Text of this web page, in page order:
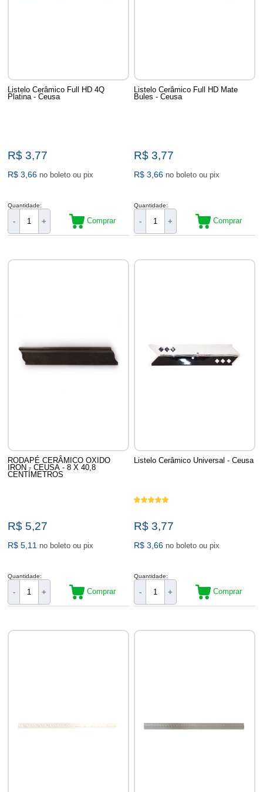
Listelo Cerâmico Full HD 4Q
Platina - Ceusa
R$ 3,77
R$ 3,66 no boleto ou pix
Quantidade:
- + Comprar
Listelo Cerâmico Full HD Mate
Bules - Ceusa
R$ 3,77
R$ 3,66 no boleto ou pix
Quantidade:
- + Comprar
RODAPÉ CERÂMICO OXIDO
IRON - CEUSA - 8 X 40,8
CENTÍMETROS
R$ 5,27
R$ 5,11 no boleto ou pix
Quantidade:
- + Comprar
Listelo Cerâmico Universal - Ceusa
R$ 3,77
R$ 3,66 no boleto ou pix
Quantidade:
- + Comprar